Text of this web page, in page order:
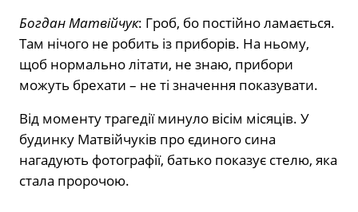
Богдан Матвійчук: Гроб, бо постійно ламається.
Там нічого не робить із приборів. На ньому,
щоб нормально літати, не знаю, прибори
можуть брехати – не ті значення показувати.
Від моменту трагедії минуло вісім місяців. У
будинку Матвійчуків про єдиного сина
нагадують фотографії, батько показує стелю, яка
стала пророчою.